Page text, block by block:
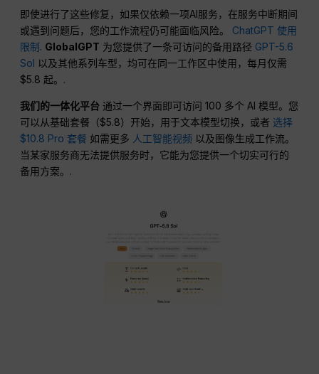
即使进行了这些修复，如果仅依赖一项AI服务，在服务中断期间
或遇到问题后，您的工作流程仍可能面临风险。 ChatGPT 使用
限制 . GlobalGPT 为您提供了一条可访问的备用路径 GPT-5.6
Sol 以及其他系列车型，均可在同一工作区中使用，每月仅需
$5.8 起。.
我们的一体化平台 通过一个界面即可访问 100 多个 AI 模型。您
可以从基础套餐（$5.8）开始，用于文本模型切换，或者 选择
$10.8 Pro 套餐 如需更多 人工智能视频 以及图像生成工作流。
当某家服务商无法提供服务时，它能为您提供一个切实可行的
备用方案。.